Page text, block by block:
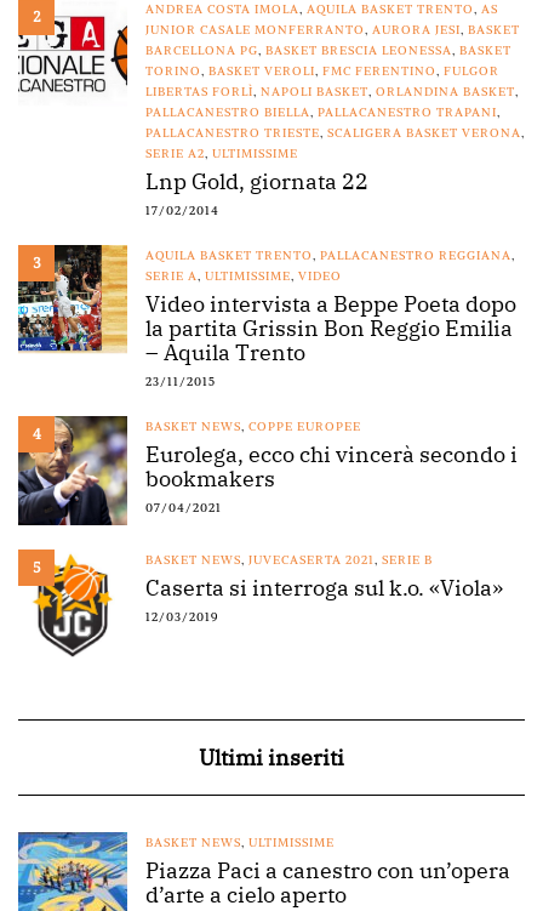
2 ANDREA COSTA IMOLA, AQUILA BASKET TRENTO, AS
JUNIOR CASALE MONFERRANTO, AURORA JESI, BASKET
BARCELLONA PG, BASKET BRESCIA LEONESSA, BASKET
TORINO, BASKET VEROLI, FMC FERENTINO, FULGOR
LIBERTAS FORLÌ, NAPOLI BASKET, ORLANDINA BASKET,
PALLACANESTRO BIELLA, PALLACANESTRO TRAPANI,
PALLACANESTRO TRIESTE, SCALIGERA BASKET VERONA,
SERIE A2, ULTIMISSIME
Lnp Gold, giornata 22
17/02/2014
3 AQUILA BASKET TRENTO, PALLACANESTRO REGGIANA,
SERIE A, ULTIMISSIME, VIDEO
Video intervista a Beppe Poeta dopo
la partita Grissin Bon Reggio Emilia
– Aquila Trento
23/11/2015
4 BASKET NEWS, COPPE EUROPEE
Eurolega, ecco chi vincerà secondo i
bookmakers
07/04/2021
5 BASKET NEWS, JUVECASERTA 2021, SERIE B
Caserta si interroga sul k.o. «Viola»
12/03/2019
Ultimi inseriti
BASKET NEWS, ULTIMISSIME
Piazza Paci a canestro con un’opera
d’arte a cielo aperto